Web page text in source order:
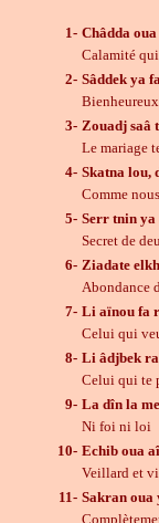
1- Châdda
Calamité
2- Sâddek ya
3- Zouadj saâ
Le mariage
4- Skatna lou,
Comme
5- Serr tnin
Secret de
6- Ziadate
Abondance
7- Li aïnou fa
Celui qui
8- Li âdjbek
Celui qui te
9- La dîn la
Ni foi ni loi
10- Echib oua
Veillard et
11- Sakran oua